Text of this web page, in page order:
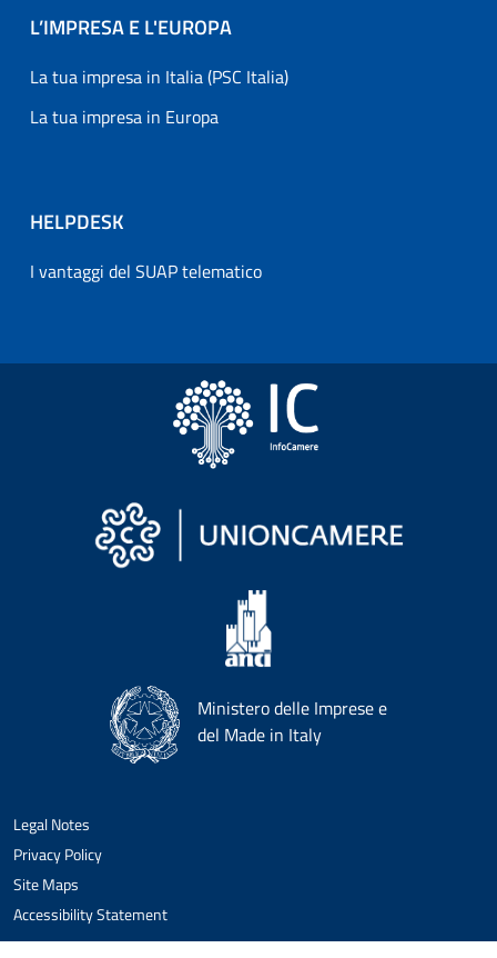
L’IMPRESA E L'EUROPA
La tua impresa in Italia (PSC Italia)
La tua impresa in Europa
HELPDESK
I vantaggi del SUAP telematico
Ministero delle Imprese e
del Made in Italy
Legal Notes
Privacy Policy
Site Maps
Accessibility Statement